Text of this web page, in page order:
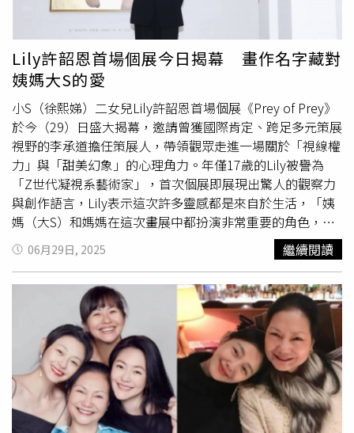
出軌、2018年流產的孩子是具俊曄的，並稱具DNA、血
液、流產遺留物等物證及法醫鑑定報告為證，鄧高靜對此強
調「均屬捏造，庭審中不存在任何上述的證據，這種謠言是
在詆毀逝者。」最後，鄧高靜提到，對於大S的不幸離世表
示最深切的哀悼，「她是一位守法、善良、勇敢的女性，她
的名譽和尊嚴應當得到尊重和維護」，因此他們將對一切造
謠行為採取「零容忍」態度，堅決運用法律武器，維護大S
名譽及其代理律師的合法權益。
Lily許韶恩首場個展今日揭幕 畫作名字藏對
姨媽大S的愛
小S（徐熙娣）二女兒Lily許韶恩首場個展《Prey of Prey》
於今（29）日盛大揭幕，邀請曾獲國際肯定、跨足多元策展
視野的李承道擔任策展人，帶領觀眾走進一場關於「視線權
力」與「甜美幻象」的心理角力。年僅17歲的Lily被譽為
「Z世代凝視系藝術家」，首次個展即展現出驚人的觀察力
與創作語言，Lily表示這次許多靈感都是來自於生活，「姨
媽（大S）和媽媽在這次畫展中都扮演非常重要的角色，因
為媽媽給了我無限的支持，姨媽給了我無限的理解，所以我
真的很愛他們。」展覽《Prey of Prey》（譯：獵物的獵
物）圍繞「偽烏托邦」的想像，靈感源自電影《黑天鵝》，
結合自身對「美」與「慾望」的觀察，創作出一系列看似純
真、實則擁有主動凝視能力的角色。展覽以「視線的權力反
轉」為核心概念，呈現Z世代如何在社群環境中面對觀看、
質疑觀看，並重新奪回主體位置。Lily分享：「一直以來被
關注覺得蠻新奇的，我覺得有許多正面的影響，也有一些不
是這麼好的，也許會比同齡的同學們早熟，但是同時我也學
習到了更多重要的事情，然後從這些挫折或是這些困難中，
06月29日, 2025 繼續閱讀